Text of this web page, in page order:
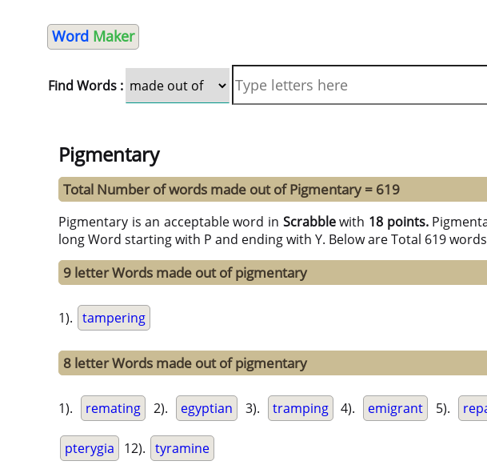
Word Maker
Find Words :
Pigmentary
Total Number of words made out of Pigmentary = 619
Pigmentary is an acceptable word in Scrabblewith 18 points.
long Word starting with P and ending with Y. Below are Total 619
9 letter Words made out of pigmentary
1). tampering
8 letter Words made out of pigmentary
1). remating 2). egyptian 3). tramping 4). emigrant 5).
pterygia 12). tyramine